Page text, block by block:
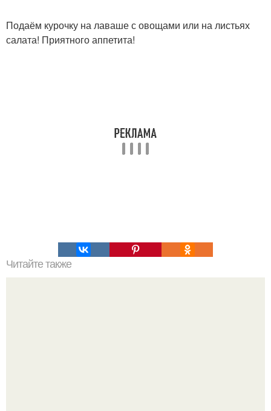
Подаём курочку на лаваше с овощами или на листьях
салата! Приятного аппетита!
Читайте также